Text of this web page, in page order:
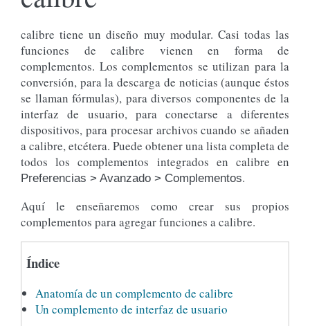
calibre tiene un diseño muy modular. Casi todas las
funciones de calibre vienen en forma de
complementos. Los complementos se utilizan para la
conversión, para la descarga de noticias (aunque éstos
se llaman fórmulas), para diversos componentes de la
interfaz de usuario, para conectarse a diferentes
dispositivos, para procesar archivos cuando se añaden
a calibre, etcétera. Puede obtener una lista completa de
todos los complementos integrados en calibre en
Preferencias > Avanzado > Complementos.
Aquí le enseñaremos como crear sus propios
complementos para agregar funciones a calibre.
Índice
Anatomía de un complemento de calibre
Un complemento de interfaz de usuario